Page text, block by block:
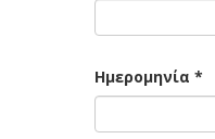
Ημερομηνία *